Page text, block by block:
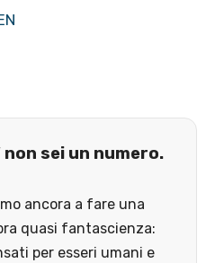
non sei un numero.
ancora a fare una
quasi fantascienza:
per esseri umani e